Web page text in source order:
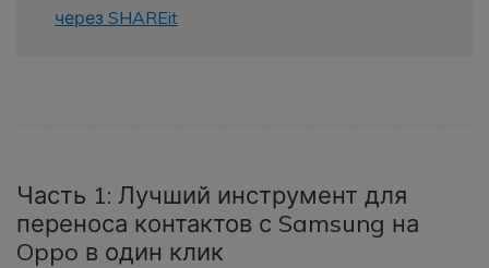
настроек к заводским.
через SHAREit
Часть 1: Лучший инструмент для
переноса контактов с Samsung на
Oppo в один клик